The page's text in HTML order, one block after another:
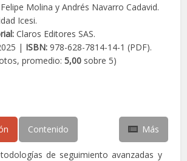
Molina y Andrés Navarro Cadavid.
Icesi.
Claros Editores SAS.
| ISBN: 978-628-7814-14-1 (PDF).
promedio:5,00 sobre 5)
Más
Contenido
de seguimiento avanzadas y